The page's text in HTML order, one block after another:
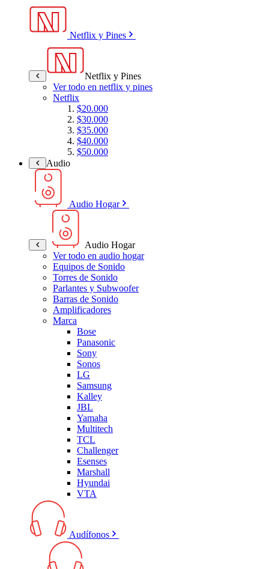
Netflix y Pines
Netflix y Pines
Ver todo en netflix y pines
Netflix
$20.000
$30.000
$35.000
$40.000
$50.000
Audio
Audio Hogar
Audio Hogar
Ver todo en audio hogar
Equipos de Sonido
Torres de Sonido
Parlantes y Subwoofer
Barras de Sonido
Amplificadores
Marca
Bose
Panasonic
Sony
Sonos
LG
Samsung
Kalley
JBL
Yamaha
Multitech
TCL
Challenger
Esenses
Marshall
Hyundai
VTA
Audífonos